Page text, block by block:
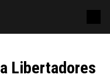
Libertadores